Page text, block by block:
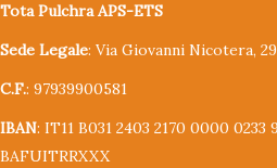
Tota Pulchra APS-ETS
Sede Legale: Via Giovanni Nicotera,
C.F.: 97939900581
IBAN: IT11 B031 2403 2170 0000
BAFUITRRXXX